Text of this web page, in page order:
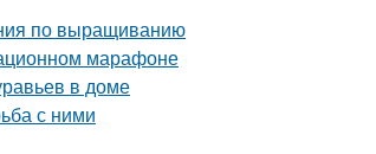
по выращиванию
марафоне
в доме
с ними